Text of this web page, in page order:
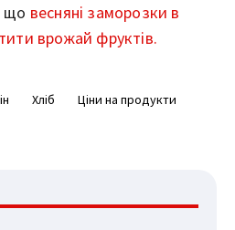
що весняні заморозки в
врожай фруктів.
Хліб Ціни на продукти